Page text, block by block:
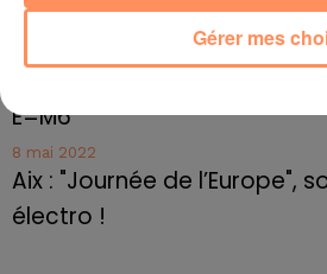
Frédéric Pache
E=M6
8 mai 2022
Aix : "Journée de l’Europe",
électro !
Gérer mes